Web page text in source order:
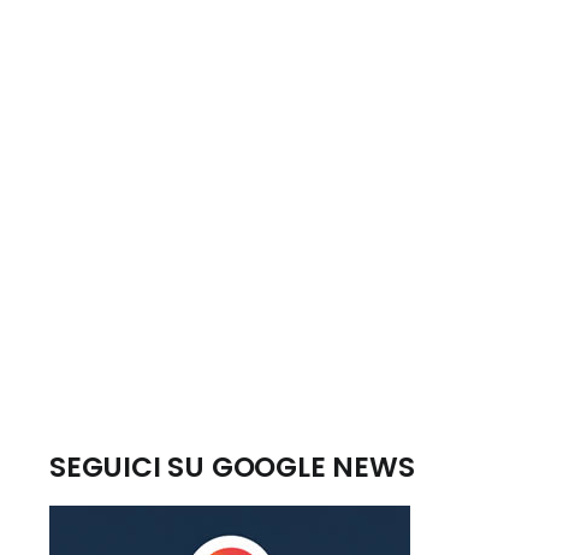
SEGUICI SU GOOGLE NEWS